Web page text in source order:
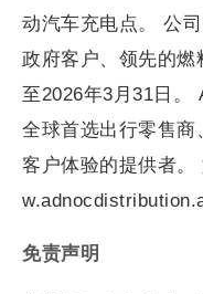
动汽车充电点。 公
政府客户、领先的
至2026年3月31日。
全球首选出行零售商
客户体验的提供者
免责声明